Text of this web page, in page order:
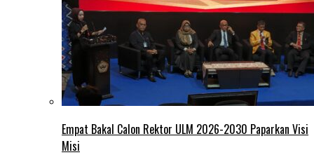
Empat Bakal Calon Rektor ULM 2026-2030 Paparkan Visi
Misi